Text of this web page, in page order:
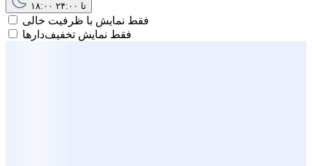
۱۸:۰۰ تا ۲۴:۰۰
فقط نمایش با ظرفیت خالی
فقط نمایش تخفیف‌دارها